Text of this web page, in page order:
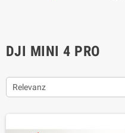
DJI MINI 4 PRO
Relevanz